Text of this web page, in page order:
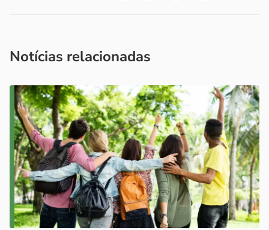
Notícias relacionadas